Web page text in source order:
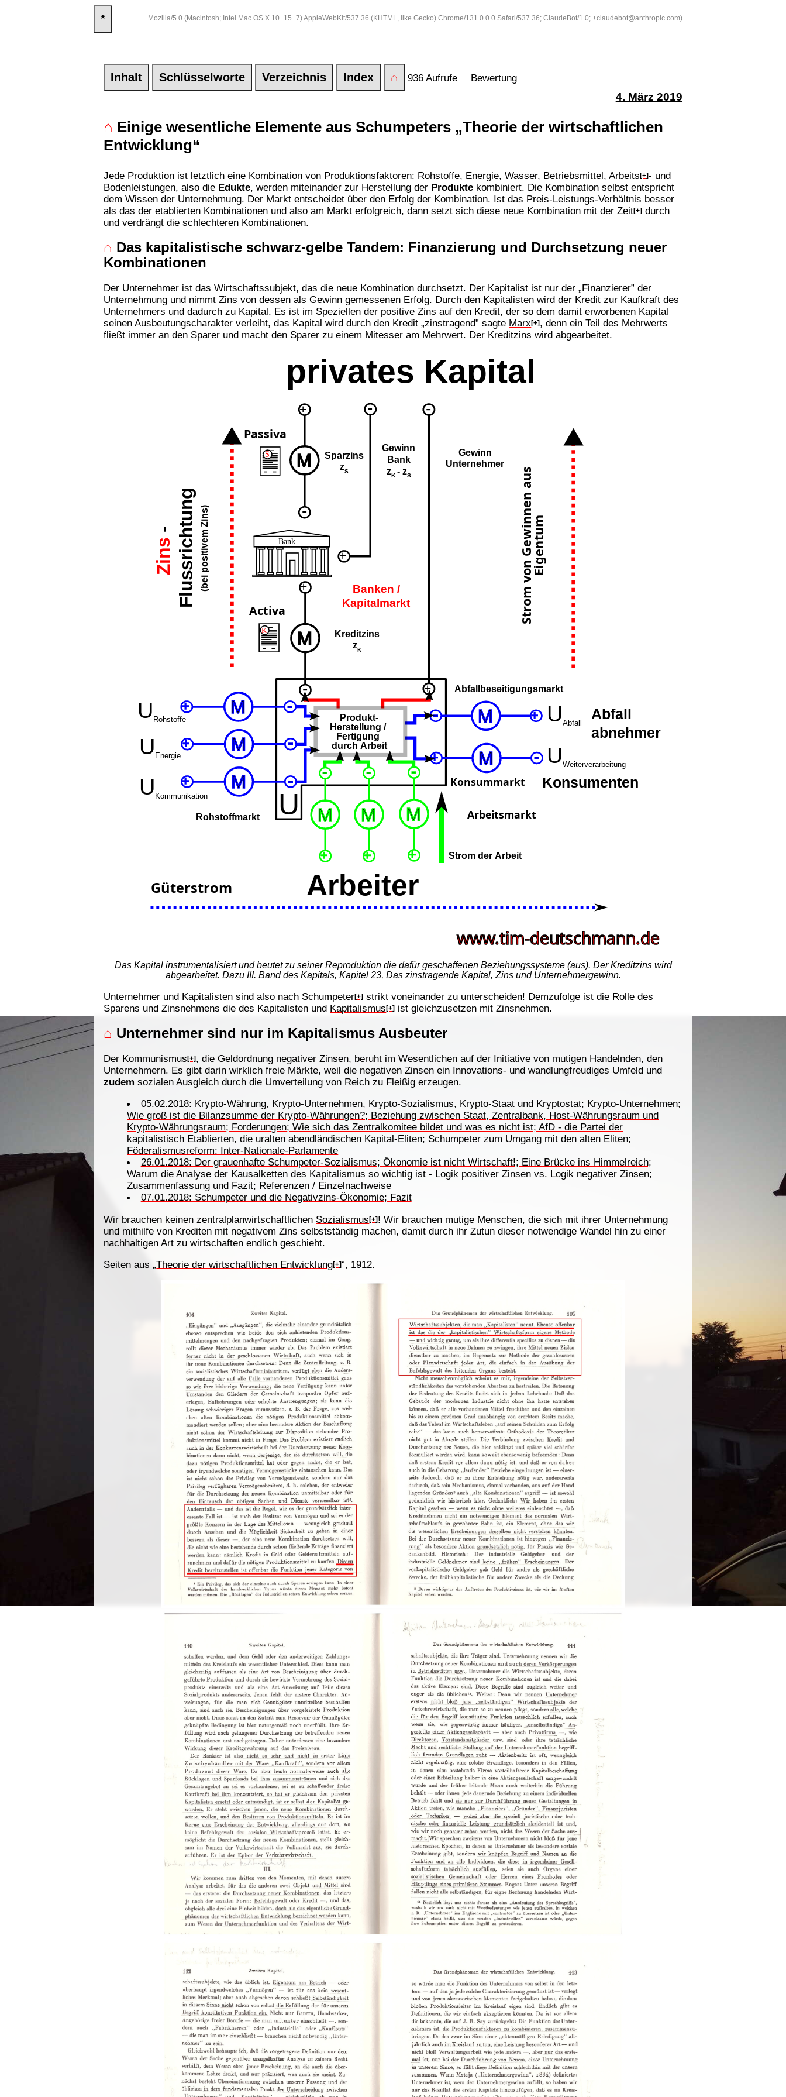
* Mozilla/5.0 (Macintosh; Intel Mac OS X 10_15_7) AppleWebKit/537.36 (KHTML, like Gecko) Chrome/131.0.0.0 Safari/537.36; ClaudeBot/1.0; +claudebot@anthropic.com)
Inhalt Schlüsselworte Verzeichnis Index ⌂ 936 Aufrufe Bewertung
4. März 2019
⌂ Einige wesentliche Elemente aus Schumpeters „Theorie der wirtschaftlichen
Entwicklung“
Jede Produktion ist letztlich eine Kombination von Produktionsfaktoren: Rohstoffe, Energie, Wasser, Betriebsmittel,Arbeits[+]- und
Bodenleistungen, also die Edukte, werden miteinander zur Herstellung der Produkte kombiniert. Die Kombination selbst entspricht
dem Wissen der Unternehmung. Der Markt entscheidet über den Erfolg der Kombination. Ist das Preis-Leistungs-Verhältnis besser
als das der etablierten Kombinationen und also am Markt erfolgreich, dann setzt sich diese neue Kombination mit derZeit[+] durch
und verdrängt die schlechteren Kombinationen.
⌂ Das kapitalistische schwarz-gelbe Tandem: Finanzierung und Durchsetzung neuer
Kombinationen
Der Unternehmer ist das Wirtschaftssubjekt, das die neue Kombination durchsetzt. Der Kapitalist ist nur der „Finanzierer” der
Unternehmung und nimmt Zins von dessen als Gewinn gemessenen Erfolg. Durch den Kapitalisten wird der Kredit zur Kaufkraft des
Unternehmers und dadurch zu Kapital. Es ist im Speziellen der positive Zins auf den Kredit, der so dem damit erworbenen Kapital
seinen Ausbeutungscharakter verleiht, das Kapital wird durch den Kredit „zinstragend” sagte Marx[+] , denn ein Teil des Mehrwerts
fließt immer an den Sparer und macht den Sparer zu einem Mitesser am Mehrwert. Der Kreditzins wird abgearbeitet.
Das Kapital instrumentalisiert und beutet zu seiner Reproduktion die dafür geschaffenen Beziehungssysteme (aus). Der Kreditzins wird
abgearbeitet. Dazu III. Band des Kapitals, Kapitel 23, Das zinstragende Kapital, Zins und Unternehmergewinn.
Unternehmer und Kapitalisten sind also nach Schumpeter[+] strikt voneinander zu unterscheiden! Demzufolge ist die Rolle des
Sparens und Zinsnehmens die des Kapitalisten und Kapitalismus[+] ist gleichzusetzen mit Zinsnehmen.
⌂ Unternehmer sind nur im Kapitalismus Ausbeuter
Der Kommunismus[+], die Geldordnung negativer Zinsen, beruht im Wesentlichen auf der Initiative von mutigen Handelnden, den
Unternehmern. Es gibt darin wirklich freie Märkte, weil die negativen Zinsen ein Innovations- und wandlungfreudiges Umfeld und
zudem sozialen Ausgleich durch die Umverteilung von Reich zu Fleißig erzeugen.
05.02.2018: Krypto-Währung, Krypto-Unternehmen, Krypto-Sozialismus, Krypto-Staat und Kryptostat; Krypto-Unternehmen;
Wie groß ist die Bilanzsumme der Krypto-Währungen?; Beziehung zwischen Staat, Zentralbank, Host-Währungsraum und
Krypto-Währungsraum; Forderungen; Wie sich das Zentralkomitee bildet und was es nicht ist; AfD - die Partei der
kapitalistisch Etablierten, die uralten abendländischen Kapital-Eliten; Schumpeter zum Umgang mit den alten Eliten;
Föderalismusreform: Inter-Nationale-Parlamente
26.01.2018: Der grauenhafte Schumpeter-Sozialismus; Ökonomie ist nicht Wirtschaft!; Eine Brücke ins Himmelreich;
Warum die Analyse der Kausalketten des Kapitalismus so wichtig ist - Logik positiver Zinsen vs. Logik negativer Zinsen;
Zusammenfassung und Fazit; Referenzen / Einzelnachweise
07.01.2018: Schumpeter und die Negativzins-Ökonomie; Fazit
Wir brauchen keinen zentralplanwirtschaftlichen Sozialismus[+]! Wir brauchen mutige Menschen, die sich mit ihrer Unternehmung
und mithilfe von Krediten mit negativem Zins selbstständig machen, damit durch ihr Zutun dieser notwendige Wandel hin zu einer
nachhaltigen Art zu wirtschaften endlich geschieht.
Seiten aus „Theorie der wirtschaftlichen Entwicklung[+]“, 1912.